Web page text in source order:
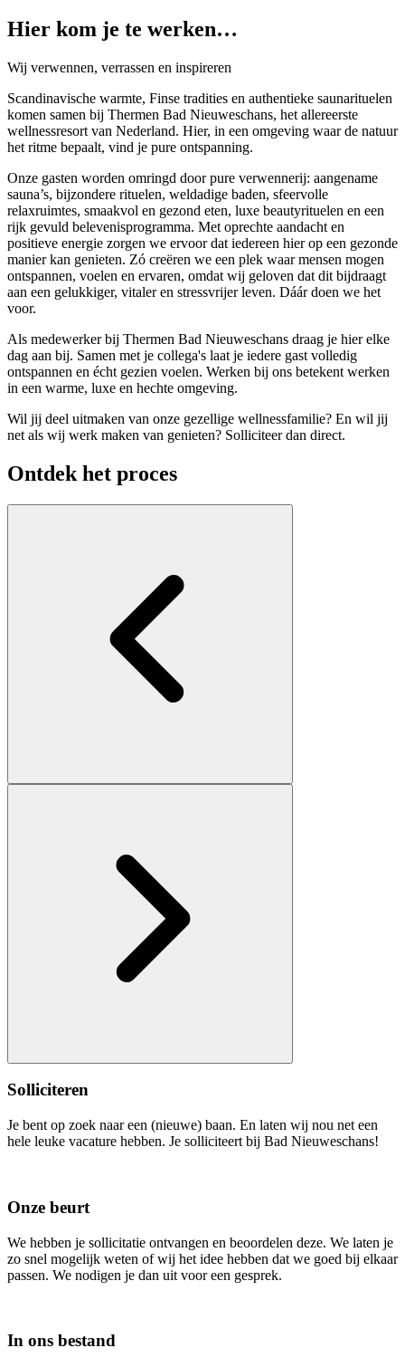
Hier kom je te werken…
Wij verwennen, verrassen en inspireren
Scandinavische warmte, Finse tradities en authentieke saunarituelen
komen samen bij Thermen Bad Nieuweschans, het allereerste
wellnessresort van Nederland. Hier, in een omgeving waar de natuur
het ritme bepaalt, vind je pure ontspanning.
Onze gasten worden omringd door pure verwennerij: aangename
sauna’s, bijzondere rituelen, weldadige baden, sfeervolle
relaxruimtes, smaakvol en gezond eten, luxe beautyrituelen en een
rijk gevuld belevenisprogramma. Met oprechte aandacht en
positieve energie zorgen we ervoor dat iedereen hier op een gezonde
manier kan genieten. Zó creëren we een plek waar mensen mogen
ontspannen, voelen en ervaren, omdat wij geloven dat dit bijdraagt
aan een gelukkiger, vitaler en stressvrijer leven. Dáár doen we het
voor.
Als medewerker bij Thermen Bad Nieuweschans draag je hier elke
dag aan bij. Samen met je collega's laat je iedere gast volledig
ontspannen en écht gezien voelen. Werken bij ons betekent werken
in een warme, luxe en hechte omgeving.
Wil jij deel uitmaken van onze gezellige wellnessfamilie? En wil jij
net als wij werk maken van genieten? Solliciteer dan direct.
Ontdek het proces
Solliciteren
Je bent op zoek naar een (nieuwe) baan. En laten wij nou net een
hele leuke vacature hebben. Je solliciteert bij Bad Nieuweschans!
Onze beurt
We hebben je sollicitatie ontvangen en beoordelen deze. We laten je
zo snel mogelijk weten of wij het idee hebben dat we goed bij elkaar
passen. We nodigen je dan uit voor een gesprek.
In ons bestand